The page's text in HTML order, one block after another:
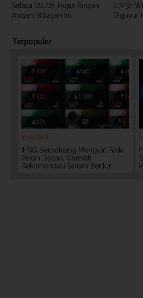
Selasa (24/2): Hujan Ringan
Ancam Wilayah Ini
(17/3):
Diguyur
Terpopuler
Investasi
IHSG Berpeluang Menguat Pada
Pekan Depan, Cermati
Rekomendasi Saham Berikut